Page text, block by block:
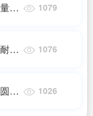
黄
1079
寒
1076
茄
1026